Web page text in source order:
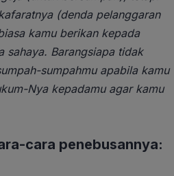
(denda pelanggaran
kamu berikan kepada
sahaya. Barangsiapa tidak
sumpahmu apabila kamu
Nya kepadamu agar kamu
cara penebusannya: